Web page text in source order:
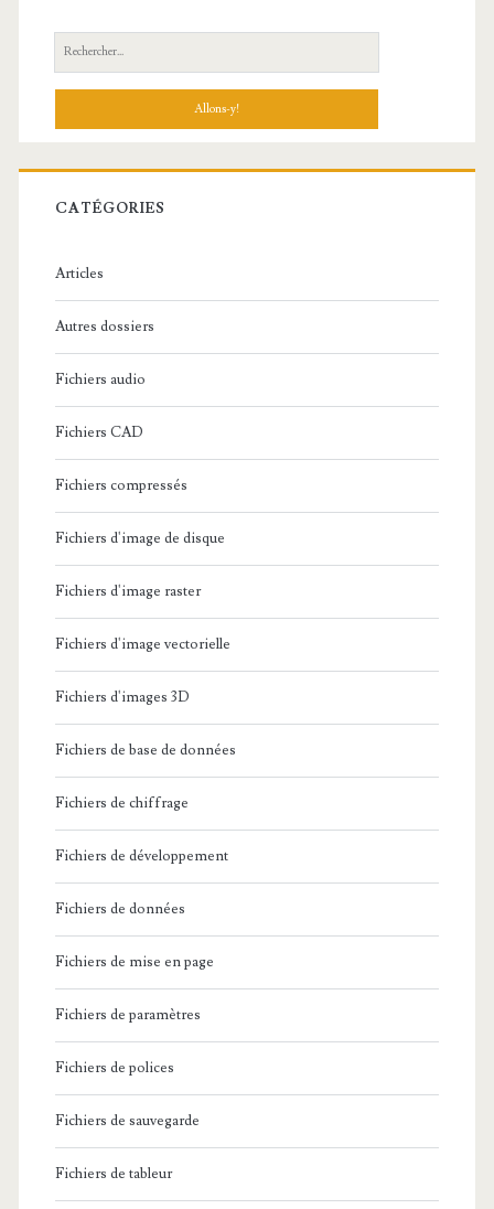
R
e
h
r
c
:
CATÉGORIES
Articles
Autres dossiers
Fichiers audio
Fichiers CAD
Fichiers compressés
Fichiers d'image de disque
Fichiers d'image raster
Fichiers d'image vectorielle
Fichiers d'images 3D
Fichiers de base de données
Fichiers de chiffrage
Fichiers de développement
Fichiers de données
Fichiers de mise en page
Fichiers de paramètres
Fichiers de polices
Fichiers de sauvegarde
Fichiers de tableur